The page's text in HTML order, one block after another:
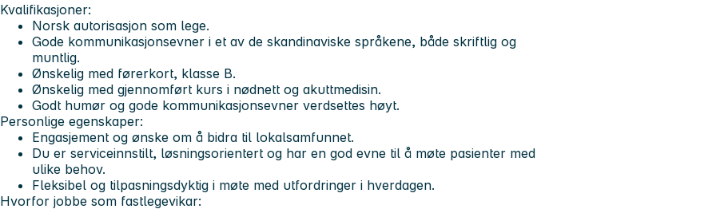
Kvalifikasjoner:
Norsk autorisasjon som lege.
Gode kommunikasjonsevner i et av de skandinaviske språkene, både skriftlig og
muntlig.
Ønskelig med førerkort, klasse B.
Ønskelig med gjennomført kurs i nødnett og akuttmedisin.
Godt humør og gode kommunikasjonsevner verdsettes høyt.
Personlige egenskaper:
Engasjement og ønske om å bidra til lokalsamfunnet.
Du er serviceinnstilt, løsningsorientert og har en god evne til å møte pasienter med
ulike behov.
Fleksibel og tilpasningsdyktig i møte med utfordringer i hverdagen.
Hvorfor jobbe som fastlegevikar: